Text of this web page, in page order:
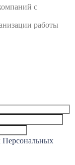
с
работы
Персональных